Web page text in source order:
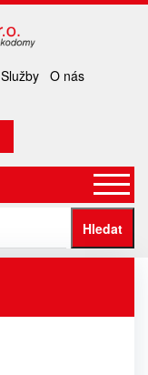
Služby O nás